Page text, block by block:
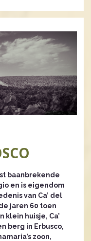
baanbrekende
en is eigendom
van Ca’ del
jaren 60 toen
huisje, Ca’
berg in Erbusco,
zoon,